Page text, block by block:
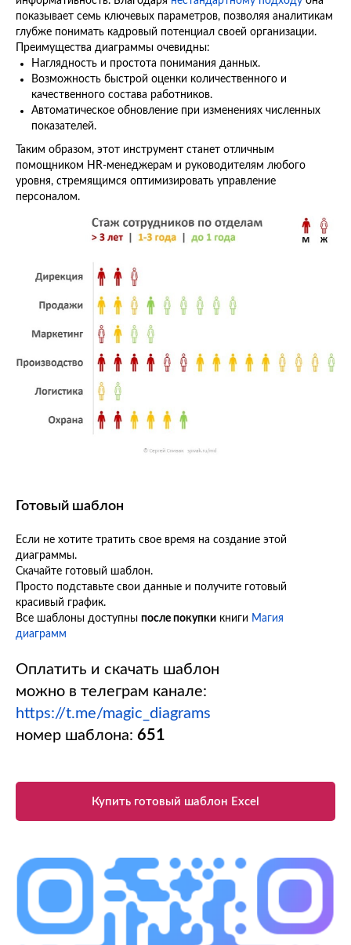
показывает семь ключевых параметров, позволяя аналитикам
глубже понимать кадровый потенциал своей организации.
Преимущества диаграммы очевидны:
Наглядность и простота понимания данных.
Возможность быстрой оценки количественного и
качественного состава работников.
Автоматическое обновление при изменениях численных
показателей.
Таким образом, этот инструмент станет отличным
помощником HR-менеджерам и руководителям любого
уровня, стремящимся оптимизировать управление
персоналом.
Готовый шаблон
Если не хотите тратить свое время на создание этой
диаграммы.
Скачайте готовый шаблон.
Просто подставьте свои данные и получите готовый
красивый график.
Все шаблоны доступны после покупки книги Магия
диаграмм
Оплатить и скачать шаблон
можно в телеграм канале:
https://t.me/magic_diagrams
номер шаблона: 651
Купить готовый шаблон Excel